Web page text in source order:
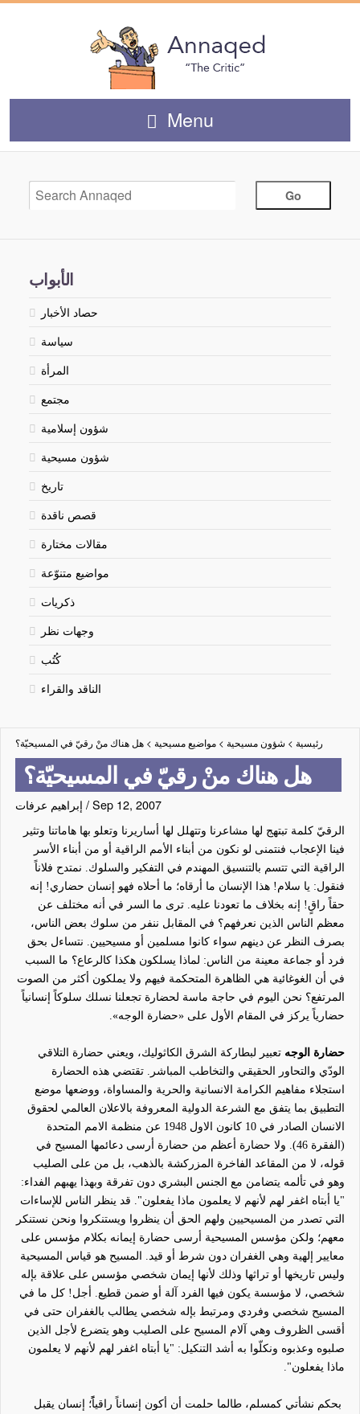
Menu
الأبواب
حصاد الأخبار
سياسة
المرأة
مجتمع
شؤون إسلامية
شؤون مسيحية
تاريخ
قصص ناقدة
مقالات مختارة
مواضيع متنوّعة
ذكريات
وجهات نظر
كُتُب
الناقد والقراء
رئيسية > شؤون مسيحية >مواضيع مسيحية >هل هناك منْ رقيّ في المسيحيّة؟
هل هناك منْ رقيّ في المسيحيّة؟
إبراهيم عرفات /Sep 12, 2007
الرقيّ كلمة تبتهج لها مشاعرنا وتتهلل لها أساريرنا وتعلو بها هاماتنا وتثير
فينا الإعجاب فنتمنى لو نكون من أبناء الأمم الراقية أو من أبناء الأسر
الراقية التي تتسم بالتنسيق المهندم في التفكير والسلوك. نمتدح فلاناً
فنقول: يا سلام! هذا الإنسان ما أرقاه؛ ما أحلاه فهو إنسان حضاري! إنه
حقاً راقٍ! إنه بخلاف ما تعودنا عليه. ترى ما السر في أنه مختلف عن
معظم الناس الذين نعرفهم؟ في المقابل ننفر من سلوك بعض الناس،
بصرف النظر عن دينهم سواء كانوا مسلمين أو مسيحيين. نتساءل بحق
فرد أو جماعة معينة من الناس: لماذا يسلكون هكذا كالرعاع؟ ما السبب
في أن الغوغائية هي الظاهرة المتحكمة فيهم ولا يملكون أكثر من الصوت
المرتفع؟ نحن اليوم في حاجة ماسة لحضارة تجعلنا نسلك سلوكاً إنسانياً
حضارياً يركز في المقام الأول على «حضارة الوجه».
حضارة الوجه تعبير لبطاركة الشرق الكاثوليك، ويعني حضارة التلاقي
الودّي والتحاور الحقيقي والتخاطب المباشر. تقتضي هذه الحضارة
استجلاء مفاهيم الكرامة الانسانية والحرية والمساواة، ووضعها موضع
التطبيق بما يتفق مع الشرعة الدولية المعروفة بالاعلان العالمي لحقوق
الانسان الصادر في 10 كانون الاول 1948 عن منظمة الامم المتحدة
(الفقرة 46).
ولا حضارة أعظم من حضارة أرسى دعائمها المسيح في
قوله، لا من المقاعد الفاخرة المزركشة بالذهب، بل من على الصليب
وهو في تألمه يتضامن مع الجنس البشري دون تفرقة وبهذا يهبهم الفداء:
"يا أبتاه اغفر لهم لأنهم لا يعلمون ماذا يفعلون". قد ينظر الناس للإساءات
التي تصدر من المسيحيين ولهم الحق أن ينظروا ويستنكروا ونحن نستنكر
معهم؛ ولكن مؤسس المسيحية أرسى حضارة إيمانه بكلام مؤسس على
معايير إلهية وهي الغفران دون شرط أو قيد. المسيح هو قياس المسيحية
وليس تاريخها أو تراثها وذلك لأنها إيمان شخصي مؤسس على علاقة بإله
شخصي، لا مؤسسة يكون فيها الفرد آلة أو ضمن قطيع. أجل! كل ما في
المسيح شخصي وفردي ومرتبط بإله شخصي يطالب بالغفران حتى في
أقسى الظروف وهي آلام المسيح على الصليب وهو يتضرع لأجل الذين
صلبوه وعذبوه ونكلّوا به أشد التنكيل: "يا أبتاه اغفر لهم لأنهم لا يعلمون
ماذا يفعلون".
بحكم نشأتي كمسلم، طالما حلمت أن أكون إنساناً راقياًً؛ إنسان يقبل